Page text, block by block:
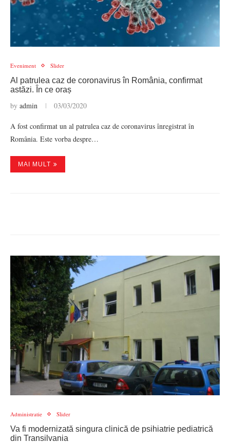
Eveniment Slider
Al patrulea caz de coronavirus în România, confirmat
astăzi. În ce oraș
by admin 03/03/2020
A fost confirmat un al patrulea caz de coronavirus înregistrat în
România. Este vorba despre…
MAI MULT
Administratie Slider
Va fi modernizată singura clinică de psihiatrie pediatrică
din Transilvania